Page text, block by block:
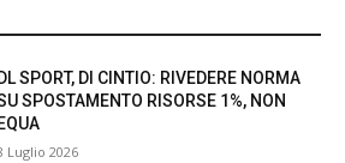
DL SPORT, DI CINTIO: RIVEDERE NORMA
SPOSTAMENTO RISORSE 1%, NON
EQUA
Luglio 2026